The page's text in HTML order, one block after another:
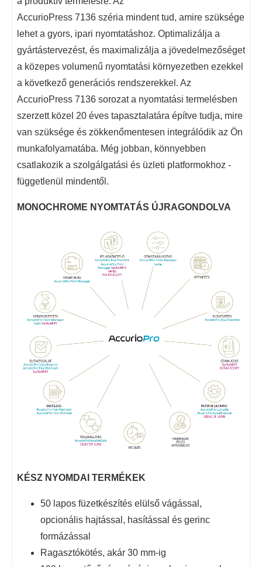
AccurioPress 7136 széria mindent tud, amire szüksége
lehet a gyors, ipari nyomtatáshoz. Optimalizálja a
gyártástervezést, és maximalizálja a jövedelmezőséget
a közepes volumenű nyomtatási környezetben ezekkel
a következő generációs rendszerekkel. Az
AccurioPress 7136 sorozat a nyomtatási termelésben
szerzett közel 20 éves tapasztalatára építve tudja, mire
van szüksége és zökkenőmentesen integrálódik az Ön
munkafolyamatába. Még jobban, könnyebben
csatlakozik a szolgálgatási és üzleti platformokhoz -
függetlenül mindentől.
MONOCHROME NYOMTATÁS ÚJRAGONDOLVA
KÉSZ NYOMDAI TERMÉKEK
50 lapos füzetkészítés elülső vágással,
opcionális hajtással, hasítással és gerinc
formázással
Ragasztókötés, akár 30 mm-ig